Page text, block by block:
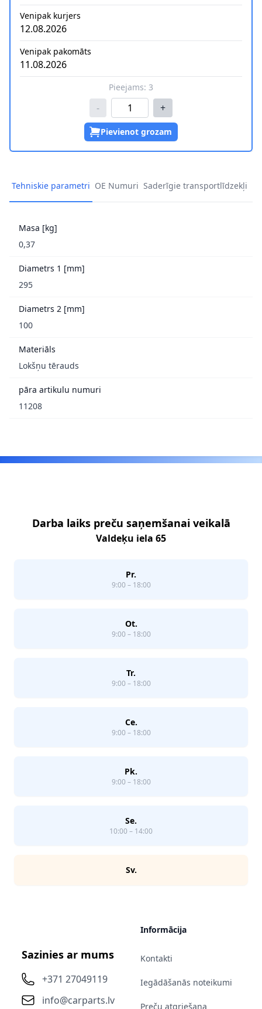
Venipak kurjers
12.08.2026
Venipak pakomāts
11.08.2026
Pieejams: 3
- +
Pievienot grozam
Tehniskie parametri OE Numuri Saderīgie transportlīdzekļi
Masa [kg]
0,37
Diametrs 1 [mm]
295
Diametrs 2 [mm]
100
Materiāls
Lokšņu tērauds
pāra artikulu numuri
11208
Darba laiks preču saņemšanai veikalā
Valdeķu iela 65
Pr.
9:00 – 18:00
Ot.
9:00 – 18:00
Tr.
9:00 – 18:00
Ce.
9:00 – 18:00
Pk.
9:00 – 18:00
Se.
10:00 – 14:00
Sv.
Sazinies ar mums
+371 27049119
info@carparts.lv
Informācija
Kontakti
Iegādāšanās noteikumi
Preču atgriešana